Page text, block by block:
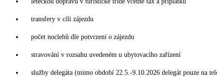
transfery v cíli zájezdu
počet noclehů dle potvrzení o zájezdu
stravování v rozsahu uvedeném u ubytovacího zařízení
služby delegáta (mimo období 22.5.-9.10.2026 delegát pouze na